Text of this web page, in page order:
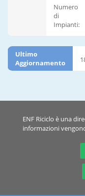
Numero
di
Impianti:
Ultimo
Aggiornamento
ENF Riciclo è una
informazioni